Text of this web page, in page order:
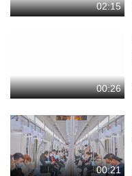
02:15
00:26
00:21